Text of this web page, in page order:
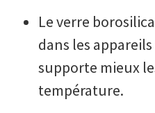
Le verre
dans les
supporte mieux
température.